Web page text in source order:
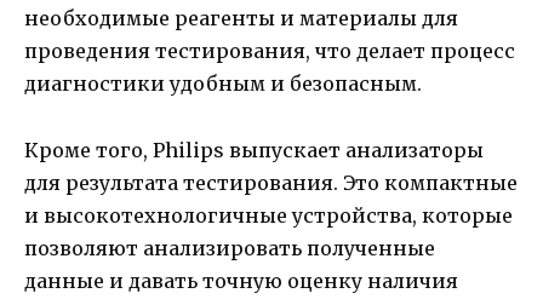
необходимые реагенты и материалы для
проведения тестирования, что делает процесс
диагностики удобным и безопасным.
Кроме того, Philips выпускает анализаторы
для результата тестирования. Это компактные
и высокотехнологичные устройства, которые
позволяют анализировать полученные
данные и давать точную оценку наличия